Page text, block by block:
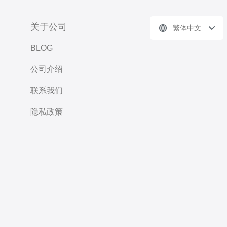
关于公司
BLOG
公司介绍
联系我们
隐私政策
繁体中文